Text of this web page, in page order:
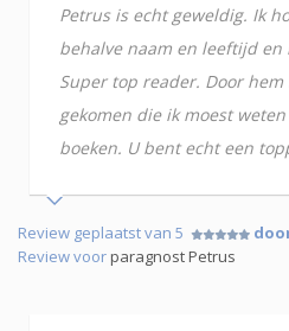
Petrus is echt geweldig. Ik
behalve naam en leeftijd
Super top reader. Door
gekomen die ik moest
boeken. U bent echt een
Review geplaatst van 5
Review voorparagnost Petrus